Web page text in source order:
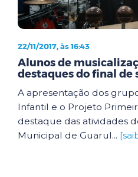
22/11/2017, às 16:43
Alunos de
destaques do final de
A apresentação dos
Infantil e o Projeto
destaque das atividades
Municipal de Guarul...